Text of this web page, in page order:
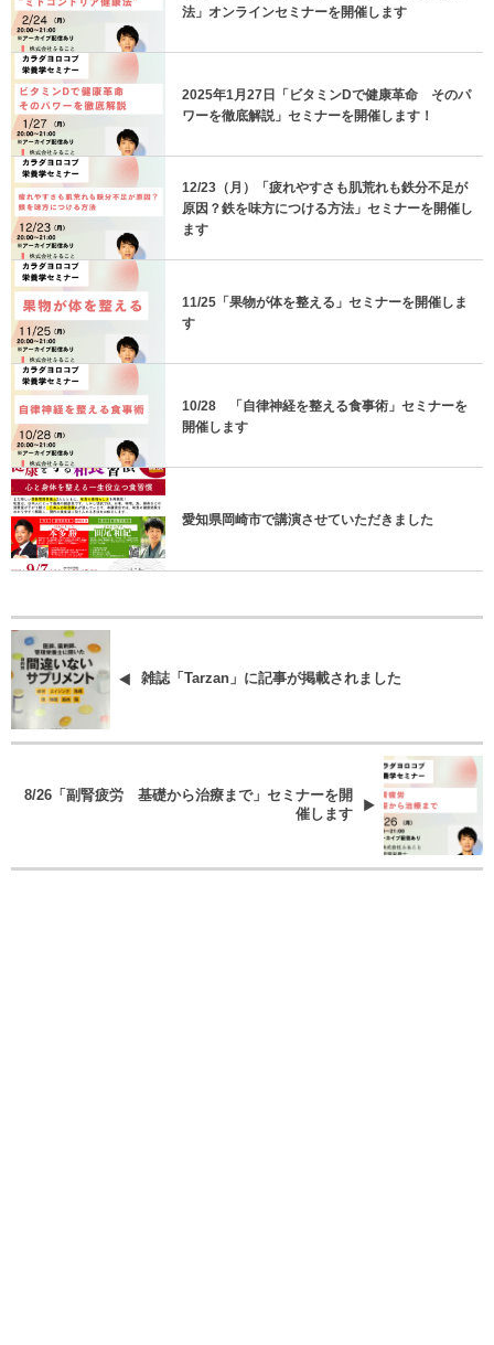
法」オンラインセミナーを開催します
2025年1月27日「ビタミンDで健康革命 そのパ
ワーを徹底解説」セミナーを開催します！
12/23（月）「疲れやすさも肌荒れも鉄分不足が
原因？鉄を味方につける方法」セミナーを開催し
ます
11/25「果物が体を整える」セミナーを開催しま
す
10/28 「自律神経を整える食事術」セミナーを
開催します
愛知県岡崎市で講演させていただきました
雑誌「Tarzan」に記事が掲載されました
8/26「副腎疲労 基礎から治療まで」セミナーを開
催します